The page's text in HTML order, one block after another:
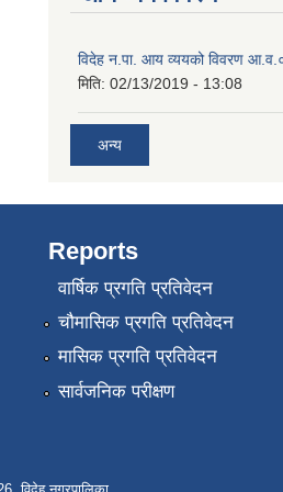
विदेह न.पा. आय व्ययको विवरण
मिति: 02/13/2019 - 13:08
अन्य
Reports
वार्षिक प्रगति प्रतिवेदन
चौमासिक प्रगति प्रतिवेदन
मासिक प्रगति प्रतिवेदन
सार्वजनिक परीक्षण